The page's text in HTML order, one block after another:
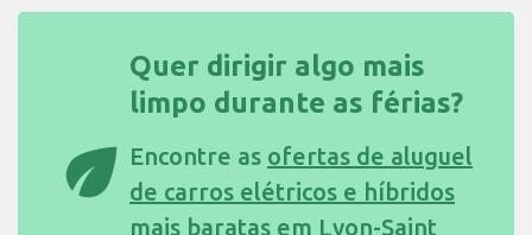
eco
Quer dirigir algo mais
limpo durante as férias?
Encontre as ofertas de aluguel
de carros elétricos e híbridos
mais baratas em Lyon-Saint